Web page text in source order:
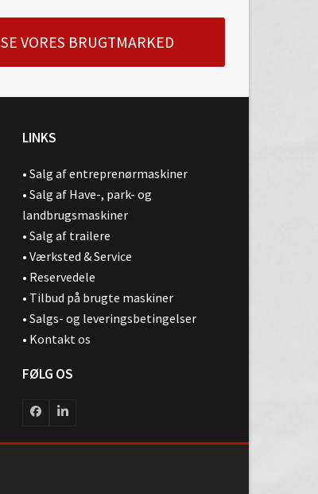
SE VORES BRUGTMARKED
LINKS
• Salg af entreprenørmaskiner
• Salg af Have-, park- og
landbrugsmaskiner
• Salg af trailere
• Værksted & Service
• Reservedele
• Tilbud på brugte maskiner
• Salgs- og leveringsbetingelser
• Kontakt os
FØLG OS
FacebookLinkedIn